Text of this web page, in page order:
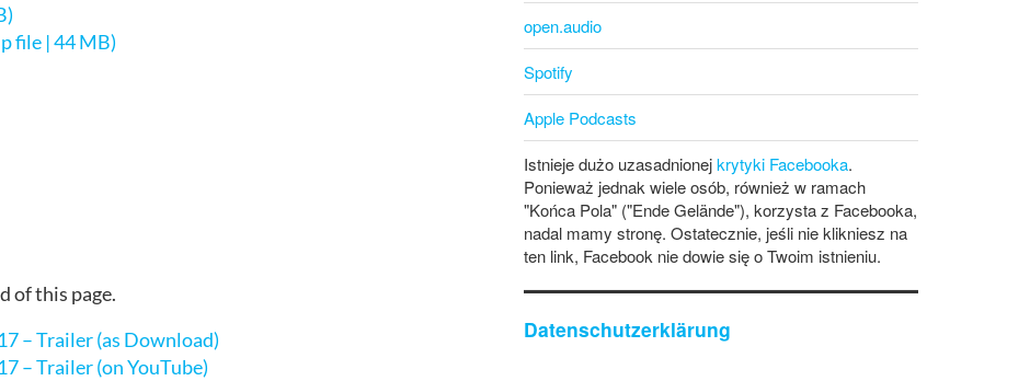
file | 44 MB)
of this page.
– Trailer (as Download)
– Trailer (on YouTube)
open.audio
Spotify
Apple Podcasts
Istnieje dużo uzasadnionejkrytyki Facebooka.
Ponieważ jednak wiele osób, również w ramach
"Końca Pola" ("Ende Gelände"), korzysta z Facebooka,
nadal mamy stronę. Ostatecznie, jeśli nie klikniesz na
ten link, Facebook nie dowie się o Twoim istnieniu.
Datenschutzerklärung